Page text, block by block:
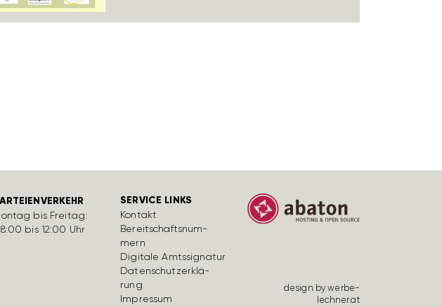
bis Freitag:
bis 12:00 Uhr
SERVICE LINKS
Kontakt
Bereit­schafts­num­
mern
Digi­tale Amts­si­gnatur
Daten­schutz­er­klä­
rung
Impressum
design by werbe­
lechner.at